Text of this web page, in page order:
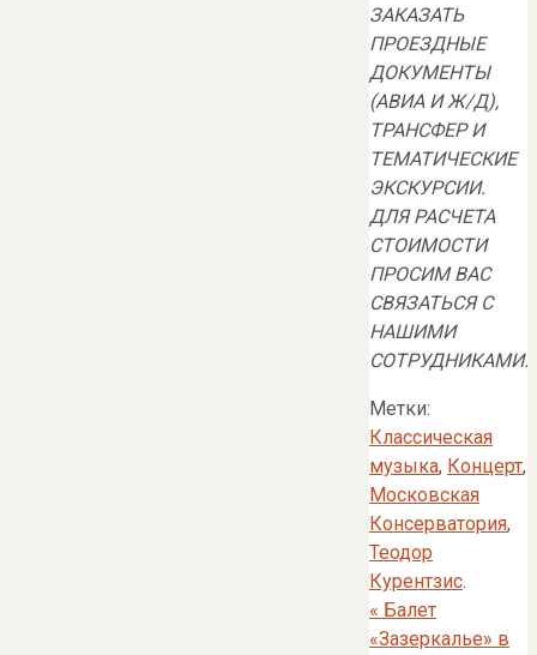
ЗАКАЗАТЬ
ПРОЕЗДНЫЕ
ДОКУМЕНТЫ
(АВИА И Ж/Д),
ТРАНСФЕР И
ТЕМАТИЧЕСКИЕ
ЭКСКУРСИИ.
ДЛЯ РАСЧЕТА
СТОИМОСТИ
ПРОСИМ ВАС
СВЯЗАТЬСЯ С
НАШИМИ
СОТРУДНИКАМИ.
Метки:
Классическая
музыка, Концерт,
Московская
Консерватория,
Теодор
Курентзис.
« Балет
«Зазеркалье» в